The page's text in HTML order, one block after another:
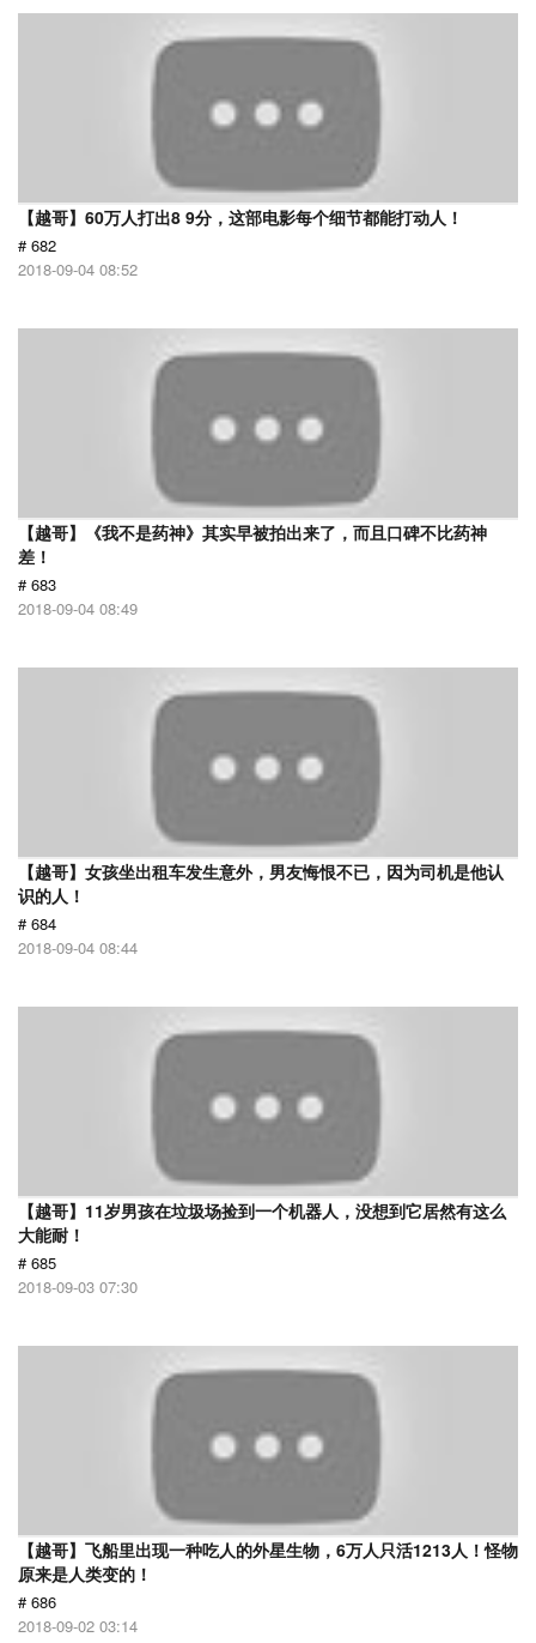
【越哥】60万人打出8 9分，这部电影每个细节都能打动人！
# 682
2018-09-04 08:52
【越哥】《我不是药神》其实早被拍出来了，而且口碑不比药神
差！
# 683
2018-09-04 08:49
【越哥】女孩坐出租车发生意外，男友悔恨不已，因为司机是他认
识的人！
# 684
2018-09-04 08:44
【越哥】11岁男孩在垃圾场捡到一个机器人，没想到它居然有这么
大能耐！
# 685
2018-09-03 07:30
【越哥】飞船里出现一种吃人的外星生物，6万人只活1213人！怪物
原来是人类变的！
# 686
2018-09-02 03:14